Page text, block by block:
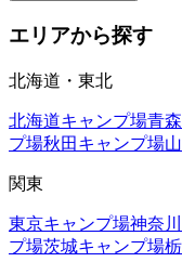
エリアから探す
北海道・東北
北海道キャンプ場青森
プ場秋田 キャンプ場
関東
東京キャンプ場神奈川
プ場茨城キャンプ場